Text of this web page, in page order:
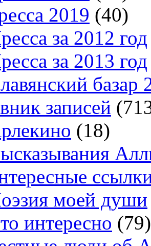
2019 (40)
за 2012 год
за 2013 год
базар
записей
(18)
моей души
интересно (79)